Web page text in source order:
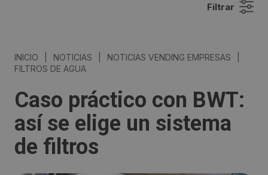
Filtrar
INICIO NOTICIAS NOTICIAS VENDING EMPRESAS
FILTROS DE AGUA
Caso práctico con BWT:
así se elige un sistema
de filtros